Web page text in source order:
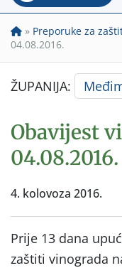
» Preporuke za
04.08.2016.
ŽUPANIJA:
Obavijest
04.08.2016.
4. kolovoza 2016.
Prije 13 dana
zaštiti vinograda